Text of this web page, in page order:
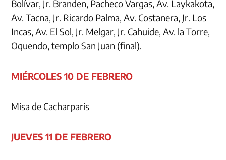
Bolívar, Jr. Branden, Pacheco Vargas, Av. Laykakota,
Av. Tacna, Jr. Ricardo Palma, Av. Costanera, Jr. Los
Incas, Av. El Sol, Jr. Melgar, Jr. Cahuide, Av. la Torre,
Oquendo, templo San Juan (final).
MIÉRCOLES 10 DE FEBRERO
Misa de Cacharparis
JUEVES 11 DE FEBRERO